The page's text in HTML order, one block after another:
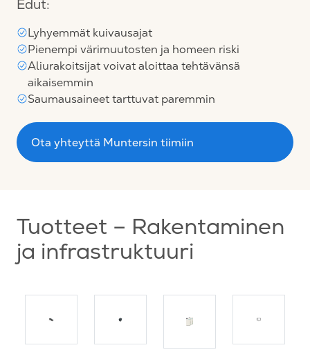
Edut:
Lyhyemmät kuivausajat
Pienempi värimuutosten ja homeen riski
Aliurakoitsijat voivat aloittaa tehtävänsä
aikaisemmin
Saumausaineet tarttuvat paremmin
Ota yhteyttä Muntersin tiimiin
Tuotteet – Rakentaminen
ja infrastruktuuri